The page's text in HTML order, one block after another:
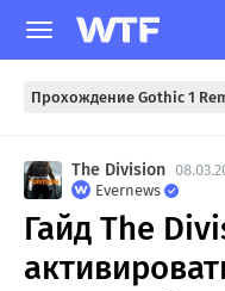
Прохождение Gothic 1
The Division
Evernews
Гайд The